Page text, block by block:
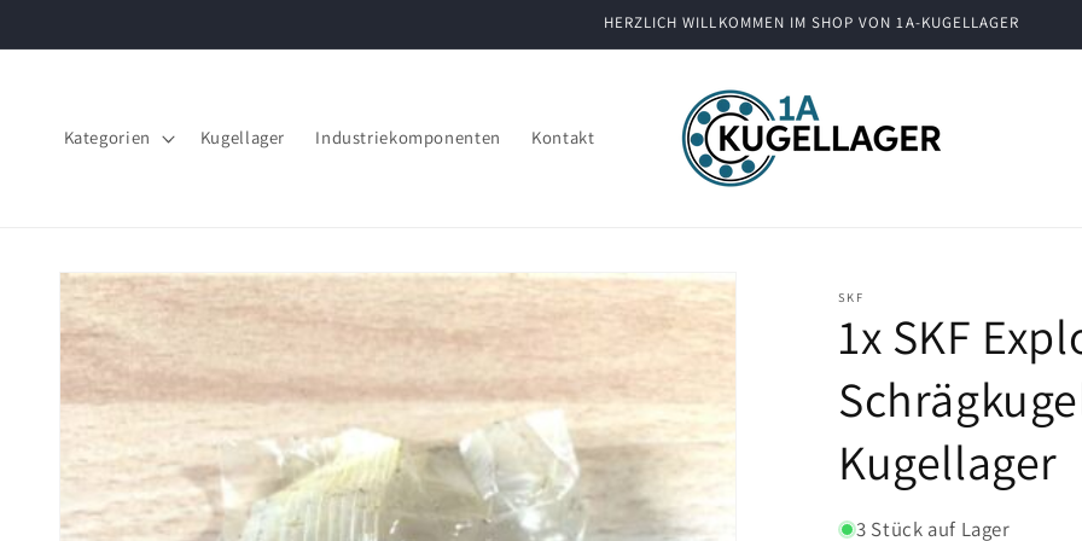
Inhalt
HERZLICH WILLKOMMEN IM SHOP VON 1A-KUGELLAGER
Kategorien Kugellager Industriekomponenten Kontakt
Zu
Produktinformationen
springen
SKF
1x SKF
Kugellager
3 Stück auf Lager